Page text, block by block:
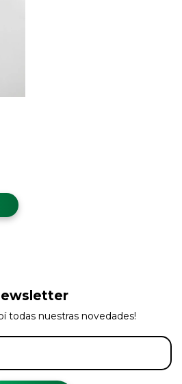
todas nuestras novedades!